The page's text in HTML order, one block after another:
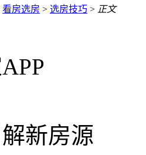
看房选房 > 选房技巧 > 正文
新房源